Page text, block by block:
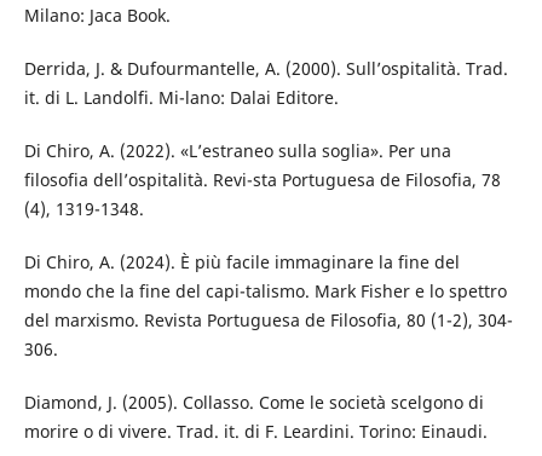
Milano: Jaca Book.
Derrida, J. & Dufourmantelle, A. (2000). Sull’ospitalità. Trad.
it. di L. Landolfi. Mi-lano: Dalai Editore.
Di Chiro, A. (2022). «L’estraneo sulla soglia». Per una
filosofia dell’ospitalità. Revi-sta Portuguesa de Filosofia, 78
(4), 1319-1348.
Di Chiro, A. (2024). È più facile immaginare la fine del
mondo che la fine del capi-talismo. Mark Fisher e lo spettro
del marxismo. Revista Portuguesa de Filosofia, 80 (1-2), 304-
306.
Diamond, J. (2005). Collasso. Come le società scelgono di
morire o di vivere. Trad. it. di F. Leardini. Torino: Einaudi.